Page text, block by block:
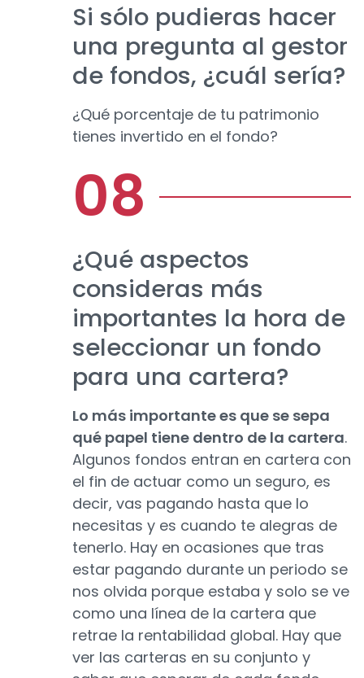
Si sólo pudieras hacer
una pregunta al gestor
de fondos, ¿cuál sería?
¿Qué porcentaje de tu patrimonio
tienes invertido en el fondo?
¿Qué aspectos
consideras más
importantes la hora de
seleccionar un fondo
para una cartera?
Lo más importante es que se sepa
qué papel tiene dentro de la cartera.
Algunos fondos entran en cartera con
el fin de actuar como un seguro, es
decir, vas pagando hasta que lo
necesitas y es cuando te alegras de
tenerlo. Hay en ocasiones que tras
estar pagando durante un periodo se
nos olvida porque estaba y solo se ve
como una línea de la cartera que
retrae la rentabilidad global. Hay que
ver las carteras en su conjunto y